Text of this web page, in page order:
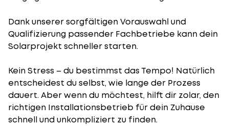
Dank unserer sorgfältigen Vorauswahl und
Qualifizierung passender Fachbetriebe kann dein
Solarprojekt schneller starten.
Kein Stress – du bestimmst das Tempo! Natürlich
entscheidest du selbst, wie lange der Prozess
dauert. Aber wenn du möchtest, hilft dir zolar, den
richtigen Installationsbetrieb für dein Zuhause
schnell und unkompliziert zu finden.